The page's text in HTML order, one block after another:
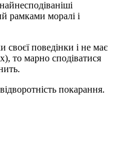
рамками моралі і
поведінки і не має
то марно сподіватися
покарання.